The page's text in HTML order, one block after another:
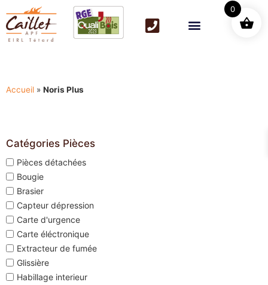
Accueil » Noris Plus
Catégories Pièces
Pièces détachées
Bougie
Brasier
Capteur dépression
Carte d'urgence
Carte éléctronique
Extracteur de fumée
Glissière
Habillage interieur
0